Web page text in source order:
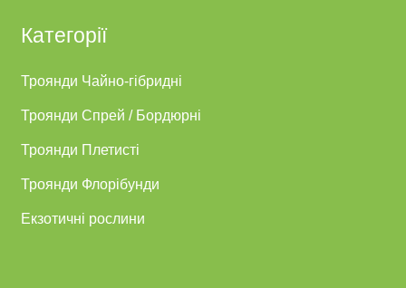
Категорії
Троянди Чайно-гібридні
Троянди Спрей / Бордюрні
Троянди Плетисті
Троянди Флорібунди
Екзотичні рослини